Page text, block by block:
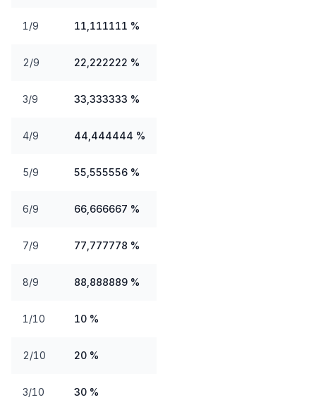
1/9 11,111111 %
2/9 22,222222 %
3/9 33,333333 %
4/9 44,444444 %
5/9 55,555556 %
6/9 66,666667 %
7/9 77,777778 %
8/9 88,888889 %
1/10 10 %
2/10 20 %
3/10 30 %